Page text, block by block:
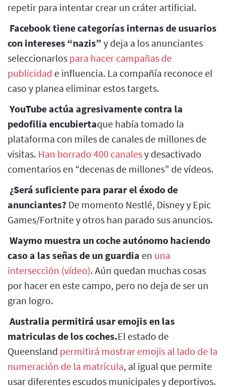
repetir para intentar crear un cráter artificial.
Facebook tiene categorías internas de usuarios
con intereses “nazis” y deja a los anunciantes
seleccionarlos para hacer campañas de
publicidad e influencia. La compañía reconoce el
caso y planea eliminar estos targets.
YouTube actúa agresivamente contra la
pedofilia encubiertaque había tomado la
plataforma con miles de canales de millones de
visitas. Han borrado 400 canalesy desactivado
comentarios en “decenas de millones” de vídeos.
¿Será suficiente para parar el éxodo de
anunciantes? De momento Nestlé, Disney y Epic
Games/Fortnite y otros han parado sus anuncios.
Waymo muestra un coche autónomo haciendo
caso a las señas de un guardia en una
intersección (vídeo). Aún quedan muchas cosas
por hacer en este campo, pero no deja de ser un
gran logro.
Australia permitirá usar emojis en las
matriculas de los coches.El estado de
Queensland permitirá mostrar emojis al lado de la
numeración de la matrícula, al igual que permite
usar diferentes escudos municipales y deportivos.